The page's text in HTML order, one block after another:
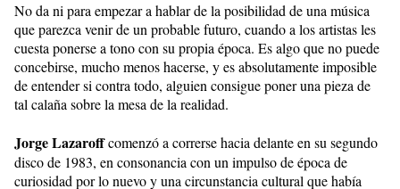
No da ni para empezar a hablar de la posibilidad de una música
que parezca venir de un probable futuro, cuando a los artistas les
cuesta ponerse a tono con su propia época. Es algo que no puede
concebirse, mucho menos hacerse, y es absolutamente imposible
de entender si contra todo, alguien consigue poner una pieza de
tal calaña sobre la mesa de la realidad.
Jorge Lazaroffcomenzó a correrse hacia delante en su segundo
disco de 1983, en consonancia con un impulso de época de
curiosidad por lo nuevo y una circunstancia cultural que había